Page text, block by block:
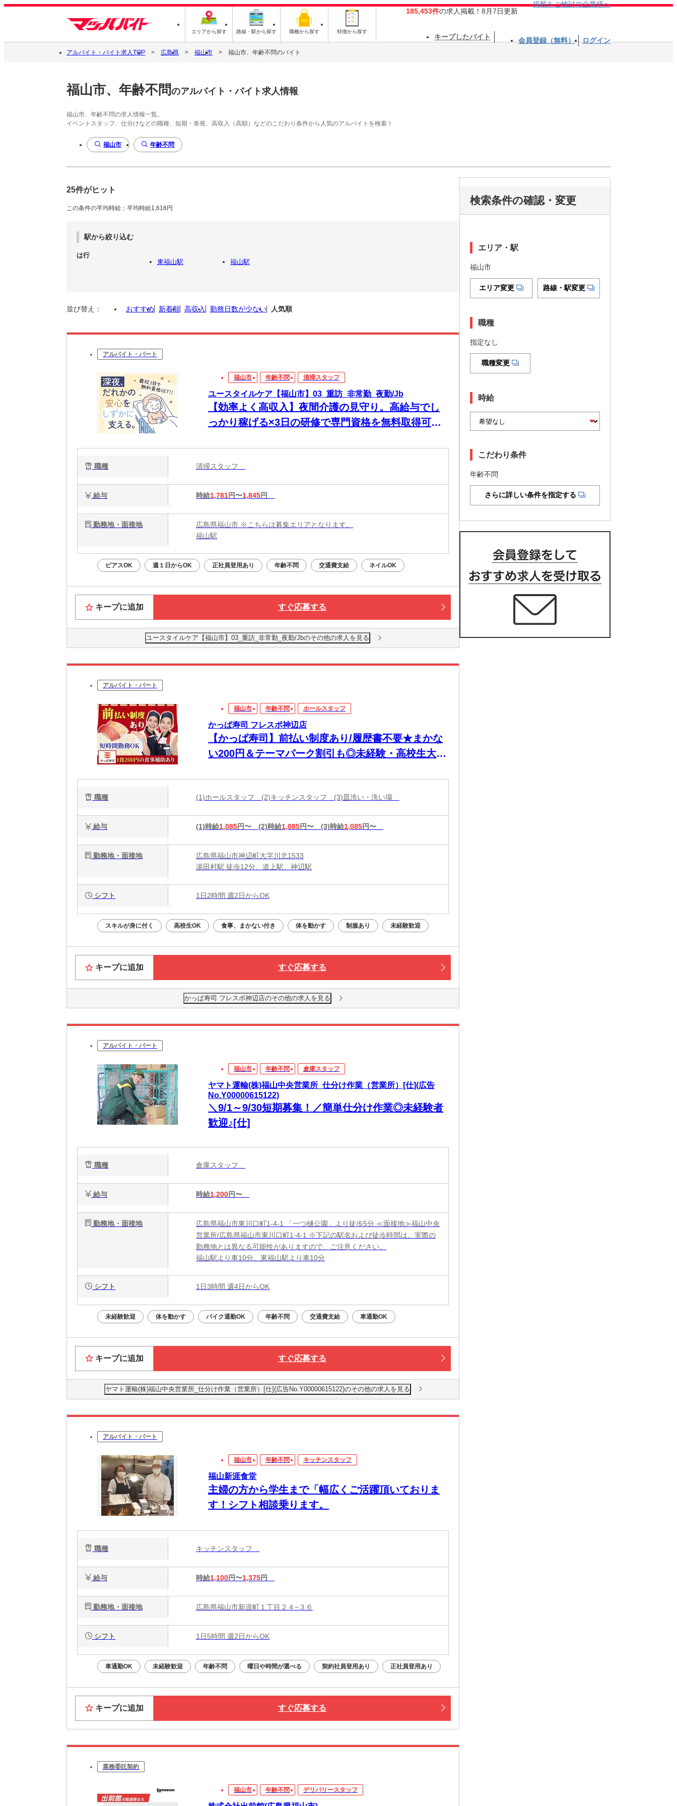
エリアから探す 路線・駅から探す 職種から探す 特徴から探す
185,453件の求人掲載！8月7日更新
掲載をご検討の企業様へ
キープしたバイト 会員登録（無料） ログイン
アルバイト・バイト求人TOP 広島県 福山市 福山市、年齢不問のバイト
福山市、年齢不問のアルバイト・バイト求人情報
福山市、年齢不問の求人情報一覧。
イベントスタッフ、仕分けなどの職種、短期・単発、高収入（高額）などのこだわり条件から人気のアルバイトを検索！
福山市 年齢不問
25件がヒット
この条件の平均時給：平均時給1,616円
駅から絞り込む
は行
東福山駅
福山駅
並び替え： おすすめ 新着順 高収入 勤務日数が少ない 人気順
アルバイト・パート
福山市 年齢不問 清掃スタッフ
ユースタイルケア【福山市】03_重訪_非常勤_夜勤/Jb
【効率よく高収入】夜間介護の見守り。高給与でし
っかり稼げる×3日の研修で専門資格を無料取得可
職種 清掃スタッフ
給与 時給1,781円〜1,845円
勤務地・面接地
広島県福山市 ※こちらは募集エリアとなります。
福山駅
ピアスOK 週１日からOK 正社員登用あり 年齢不問 交通費支給 ネイルOK
キープに追加 すぐ応募する
ユースタイルケア【福山市】03_重訪_非常勤_夜勤/Jbのその他の求人を見る
アルバイト・パート
福山市 年齢不問 ホールスタッフ
かっぱ寿司 フレスポ神辺店
【かっぱ寿司】前払い制度あり/履歴書不要★まかな
い200円＆テーマパーク割引も◎未経験・高校生大歓
職種 (1)ホールスタッフ (2)キッチンスタッフ (3)皿洗い・洗い場
給与 (1)時給1,085円〜 (2)時給1,085円〜 (3)時給1,085円〜
勤務地・面接地
広島県福山市神辺町大字川北1533
湯田村駅 徒歩12分、道上駅、神辺駅
シフト 1日2時間 週2日からOK
スキルが身に付く 高校生OK 食事、まかない付き 体を動かす 制服あり 未経験歓迎
キープに追加 すぐ応募する
かっぱ寿司 フレスポ神辺店のその他の求人を見る
アルバイト・パート
福山市 年齢不問 倉庫スタッフ
ヤマト運輸(株)福山中央営業所_仕分け作業（営業所）[仕](広告
No.Y00000615122)
＼9/1～9/30短期募集！／簡単仕分け作業◎未経験者
歓迎♪[仕]
職種 倉庫スタッフ
給与 時給1,200円〜
勤務地・面接地
広島県福山市東川口町1-4-1 「一つ樋公園」より徒歩5分 ≪面接地≫福山中央
営業所/広島県福山市東川口町1-4-1 ※下記の駅名および徒歩時間は、実際の
勤務地とは異なる可能性がありますので、ご注意ください。
福山駅より車10分、東福山駅より車10分
シフト 1日3時間 週4日からOK
未経験歓迎 体を動かす バイク通勤OK 年齢不問 交通費支給 車通勤OK
キープに追加 すぐ応募する
ヤマト運輸(株)福山中央営業所_仕分け作業（営業所）[仕](広告No.Y00000615122)のその他の求人を見る
アルバイト・パート
福山市 年齢不問 キッチンスタッフ
福山新涯食堂
主婦の方から学生まで「幅広くご活躍頂いておりま
す！シフト相談乗ります。
職種 キッチンスタッフ
給与 時給1,100円〜1,375円
勤務地・面接地 広島県福山市新涯町１丁目２４−３６
シフト 1日5時間 週2日からOK
車通勤OK 未経験歓迎 年齢不問 曜日や時間が選べる 契約社員登用あり 正社員登用あり
キープに追加 すぐ応募する
業務委託契約
福山市 年齢不問 デリバリースタッフ
検索条件の確認・変更
エリア・駅
福山市
エリア変更 路線・駅変更
職種
指定なし
職種変更
時給
こだわり条件
年齢不問
さらに詳しい条件を指定する